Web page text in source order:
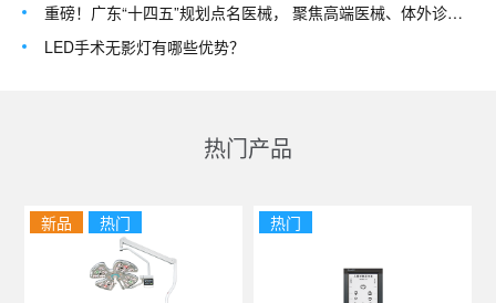
重磅！广东“十四五”规划点名医械， 聚焦高端医械、体外诊断等
LED手术无影灯有哪些优势？
热门产品
新品 热门 热门